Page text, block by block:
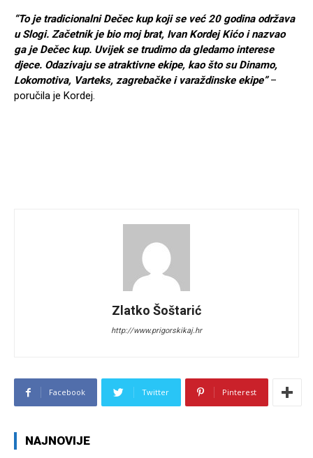
“To je tradicionalni Dečec kup koji se već 20 godina održava
u Slogi. Začetnik je bio moj brat, Ivan Kordej Kićo i nazvao
ga je Dečec kup. Uvijek se trudimo da gledamo interese
djece. Odazivaju se atraktivne ekipe, kao što su Dinamo,
Lokomotiva, Varteks, zagrebačke i varaždinske ekipe”–
poručila je Kordej.
Zlatko Šoštarić
http://www.prigorskikaj.hr
Facebook Twitter Pinterest
NAJNOVIJE